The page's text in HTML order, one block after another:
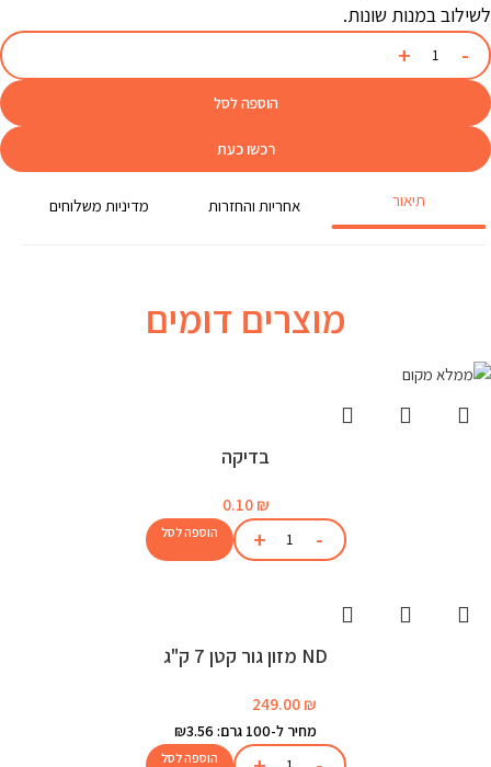
לשילוב במנות שונות.
הוספה לסל
רכשו כעת
תיאור אחריות והחזרות מדיניות משלוחים
מוצרים דומים
בדיקה
0.10 ₪
הוספה לסל
ND מזון גור קטן 7 ק"ג
249.00 ₪
מחיר ל-100 גרם: ₪3.56
הוספה לסל